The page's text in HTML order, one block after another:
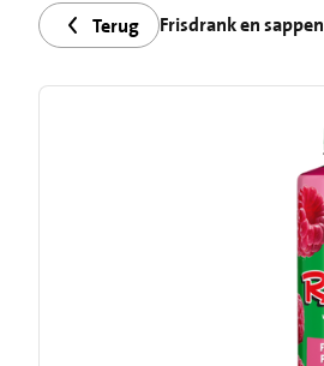
Terug Frisdrank en sappen